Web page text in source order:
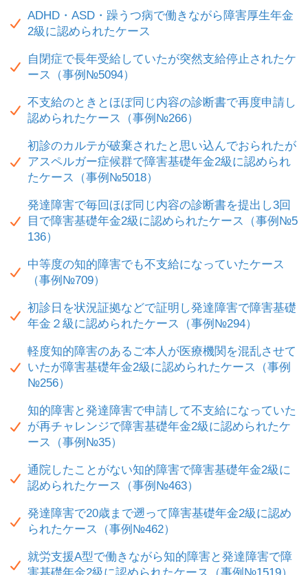
ADHD・ASD・躁うつ病で働きながら障害厚生年金
2級に認められたケース
自閉症で長年受給していたが突然支給停止されたケ
ース（事例№5094）
不支給のときとほぼ同じ内容の診断書で再度申請し
認められたケース（事例№266）
初診のカルテが破棄されたと思い込んでおられたが
アスペルガー症候群で障害基礎年金2級に認められ
たケース（事例№5018）
発達障害で毎回ほぼ同じ内容の診断書を提出し3回
目で障害基礎年金2級に認められたケース（事例№5
136）
中等度の知的障害でも不支給になっていたケース
（事例№709）
初診日を状況証拠などで証明し発達障害で障害基礎
年金２級に認められたケース（事例№294）
軽度知的障害のあるご本人が医療機関を混乱させて
いたが障害基礎年金2級に認められたケース（事例
№256）
知的障害と発達障害で申請して不支給になっていた
が再チャレンジで障害基礎年金2級に認められたケ
ース（事例№35）
通院したことがない知的障害で障害基礎年金2級に
認められたケース（事例№463）
発達障害で20歳まで遡って障害基礎年金2級に認め
られたケース（事例№462）
就労支援A型で働きながら知的障害と発達障害で障